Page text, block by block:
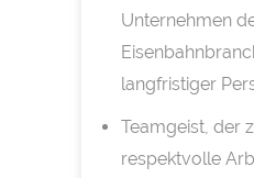
Unternehmen
langfristiger
Teamgeist, der
respektvolle